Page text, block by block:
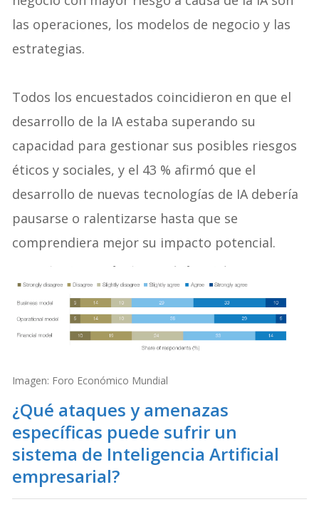
las operaciones, los modelos de negocio y las
estrategias.
Todos los encuestados coincidieron en que el
desarrollo de la IA estaba superando su
capacidad para gestionar sus posibles riesgos
éticos y sociales, y el 43 % afirmó que el
desarrollo de nuevas tecnologías de IA debería
pausarse o ralentizarse hasta que se
comprendiera mejor su impacto potencial.
Imagen: Foro Económico Mundial
¿Qué ataques y amenazas
específicas puede sufrir un
sistema de Inteligencia Artificial
empresarial?